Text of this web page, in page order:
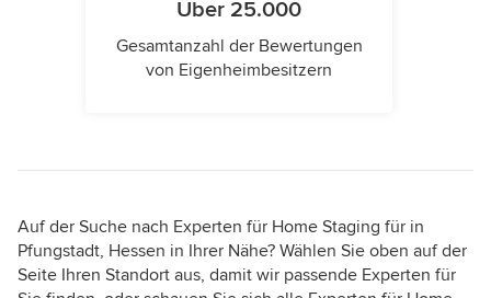
Über 25.000
Gesamtanzahl der Bewertungen
von Eigenheimbesitzern
Auf der Suche nach Experten für Home Staging für in
Pfungstadt, Hessen in Ihrer Nähe? Wählen Sie oben auf der
Seite Ihren Standort aus, damit wir passende Experten für